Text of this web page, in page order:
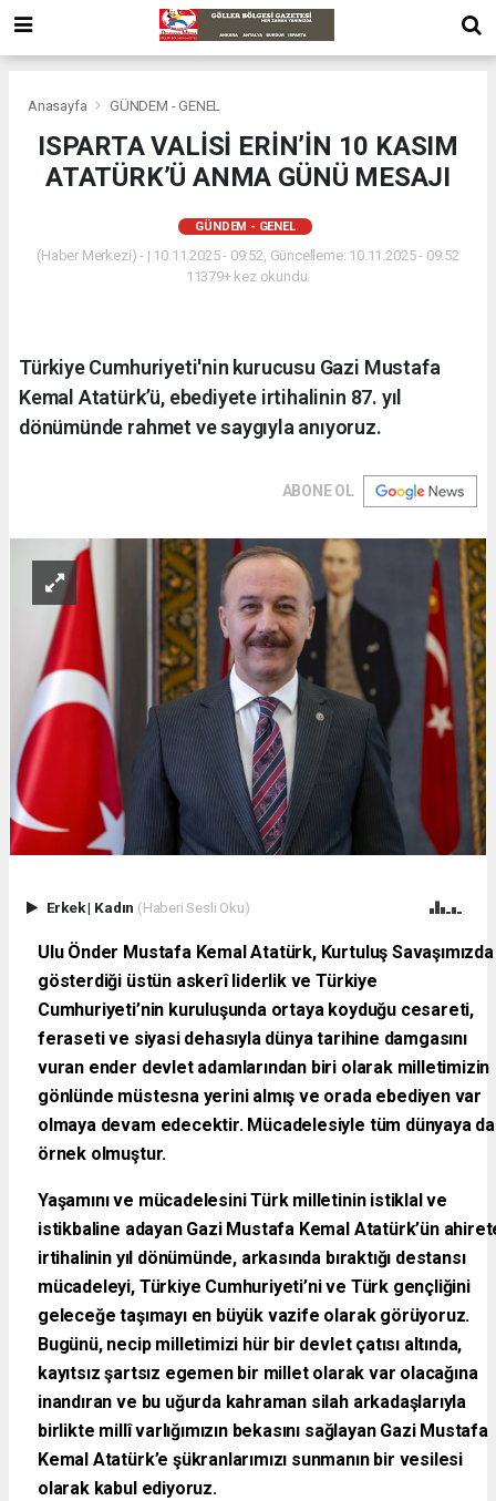
Anasayfa GÜNDEM - GENEL
ISPARTA VALİSİ ERİN’İN 10 KASIM
ATATÜRK’Ü ANMA GÜNÜ MESAJI
GÜNDEM - GENEL
(Haber Merkezi) - | 10.11.2025 - 09:52, Güncelleme: 10.11.2025 - 09:52
11379+ kez okundu.
Türkiye Cumhuriyeti'nin kurucusu Gazi Mustafa
Kemal Atatürk’ü, ebediyete irtihalinin 87. yıl
dönümünde rahmet ve saygıyla anıyoruz.
ABONE OL
Erkek| Kadın (Haberi Sesli Oku)
Ulu Önder Mustafa Kemal Atatürk, Kurtuluş Savaşımızda
gösterdiği üstün askerî liderlik ve Türkiye
Cumhuriyeti’nin kuruluşunda ortaya koyduğu cesareti,
feraseti ve siyasi dehasıyla dünya tarihine damgasını
vuran ender devlet adamlarından biri olarak milletimizin
gönlünde müstesna yerini almış ve orada ebediyen var
olmaya devam edecektir. Mücadelesiyle tüm dünyaya da
örnek olmuştur.
Yaşamını ve mücadelesini Türk milletinin istiklal ve
istikbaline adayan Gazi Mustafa Kemal Atatürk’ün
irtihalinin yıl dönümünde, arkasında bıraktığı destansı
mücadeleyi, Türkiye Cumhuriyeti’ni ve Türk gençliğini
geleceğe taşımayı en büyük vazife olarak görüyoruz.
Bugünü, necip milletimizi hür bir devlet çatısı altında,
kayıtsız şartsız egemen bir millet olarak var olacağına
inandıran ve bu uğurda kahraman silah arkadaşlarıyla
birlikte millî varlığımızın bekasını sağlayan Gazi Mustafa
Kemal Atatürk’e şükranlarımızı sunmanın bir vesilesi
olarak kabul ediyoruz.